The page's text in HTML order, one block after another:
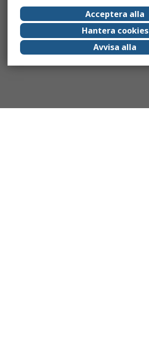
Acceptera alla
Hantera cookies
Avvisa alla